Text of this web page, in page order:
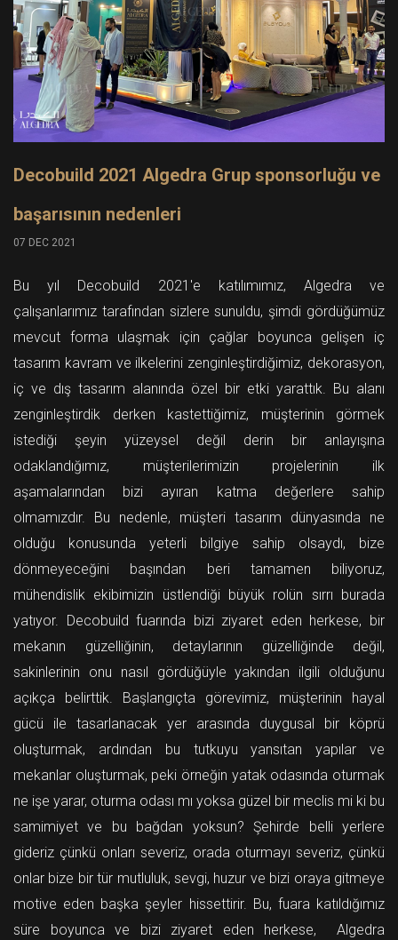
Decobuild 2021 Algedra Grup sponsorluğu ve
başarısının nedenleri
07 DEC 2021
Bu yıl Decobuild 2021'e katılımımız, Algedra ve
çalışanlarımız tarafından sizlere sunuldu, şimdi gördüğümüz
mevcut forma ulaşmak için çağlar boyunca gelişen iç
tasarım kavram ve ilkelerini zenginleştirdiğimiz, dekorasyon,
iç ve dış tasarım alanında özel bir etki yarattık. Bu alanı
zenginleştirdik derken kastettiğimiz, müşterinin görmek
istediği şeyin yüzeysel değil derin bir anlayışına
odaklandığımız, müşterilerimizin projelerinin ilk
aşamalarından bizi ayıran katma değerlere sahip
olmamızdır. Bu nedenle, müşteri tasarım dünyasında ne
olduğu konusunda yeterli bilgiye sahip olsaydı, bize
dönmeyeceğini başından beri tamamen biliyoruz,
mühendislik ekibimizin üstlendiği büyük rolün sırrı burada
yatıyor. Decobuild fuarında bizi ziyaret eden herkese, bir
mekanın güzelliğinin, detaylarının güzelliğinde değil,
sakinlerinin onu nasıl gördüğüyle yakından ilgili olduğunu
açıkça belirttik. Başlangıçta görevimiz, müşterinin hayal
gücü ile tasarlanacak yer arasında duygusal bir köprü
oluşturmak, ardından bu tutkuyu yansıtan yapılar ve
mekanlar oluşturmak, peki örneğin yatak odasında oturmak
ne işe yarar, oturma odası mı yoksa güzel bir meclis mi ki bu
samimiyet ve bu bağdan yoksun? Şehirde belli yerlere
gideriz çünkü onları severiz, orada oturmayı severiz, çünkü
onlar bize bir tür mutluluk, sevgi, huzur ve bizi oraya gitmeye
motive eden başka şeyler hissettirir. Bu, fuara katıldığımız
süre boyunca ve bizi ziyaret eden herkese, Algedra